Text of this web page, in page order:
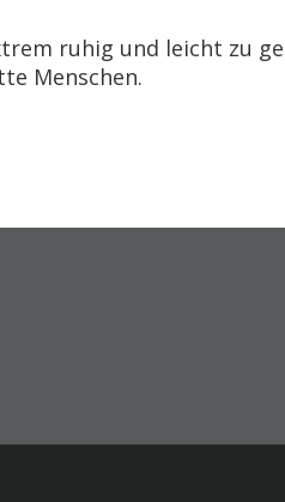
ruhig und leicht zu
Menschen.